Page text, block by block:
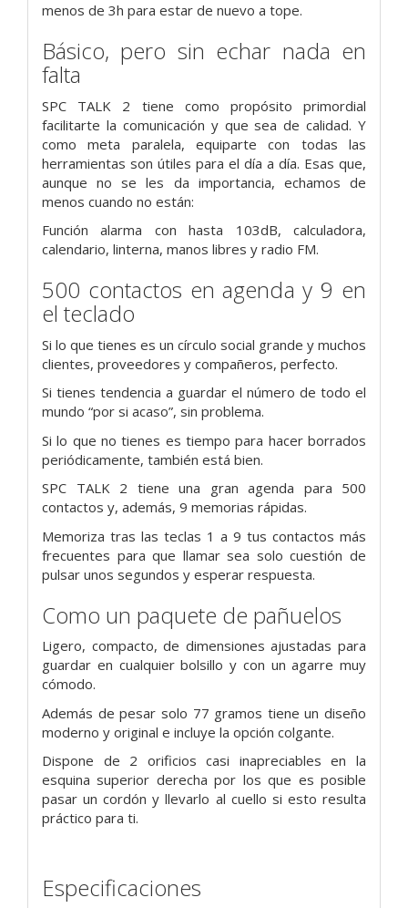
menos de 3h para estar de nuevo a tope.
Básico, pero sin echar nada en
falta
SPC TALK 2 tiene como propósito primordial
facilitarte la comunicación y que sea de calidad. Y
como meta paralela, equiparte con todas las
herramientas son útiles para el día a día. Esas que,
aunque no se les da importancia, echamos de
menos cuando no están:
Función alarma con hasta 103dB, calculadora,
calendario, linterna, manos libres y radio FM.
500 contactos en agenda y 9 en
el teclado
Si lo que tienes es un círculo social grande y muchos
clientes, proveedores y compañeros, perfecto.
Si tienes tendencia a guardar el número de todo el
mundo “por si acaso”, sin problema.
Si lo que no tienes es tiempo para hacer borrados
periódicamente, también está bien.
SPC TALK 2 tiene una gran agenda para 500
contactos y, además, 9 memorias rápidas.
Memoriza tras las teclas 1 a 9 tus contactos más
frecuentes para que llamar sea solo cuestión de
pulsar unos segundos y esperar respuesta.
Como un paquete de pañuelos
Ligero, compacto, de dimensiones ajustadas para
guardar en cualquier bolsillo y con un agarre muy
cómodo.
Además de pesar solo 77 gramos tiene un diseño
moderno y original e incluye la opción colgante.
Dispone de 2 orificios casi inapreciables en la
esquina superior derecha por los que es posible
pasar un cordón y llevarlo al cuello si esto resulta
práctico para ti.
Especificaciones